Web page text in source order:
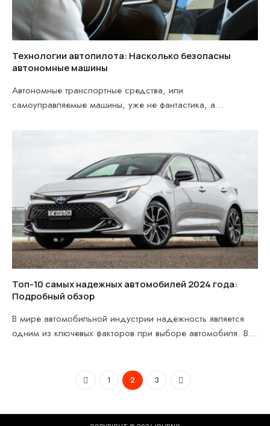
Технологии автопилота: Насколько безопасны
автономные машины
Автономные транспортные средства, или
самоуправляемые машины, уже не фантастика, а
Топ-10 самых надежных автомобилей 2024 года:
Подробный обзор
В мире автомобильной индустрии надежность является
одним из ключевых факторов при выборе автомобиля. В
Previous
1 2 3 Next